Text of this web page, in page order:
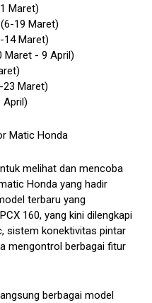
Maret)
19 Maret)
14 Maret)
Maret - 9 April)
23 Maret)
April)
Matic Honda
melihat dan mencoba
Honda yang hadir
terbaru yang
PCX 160, yang kini dilengkapi
sistem konektivitas pintar
mengontrol berbagai fitur
berbagai model